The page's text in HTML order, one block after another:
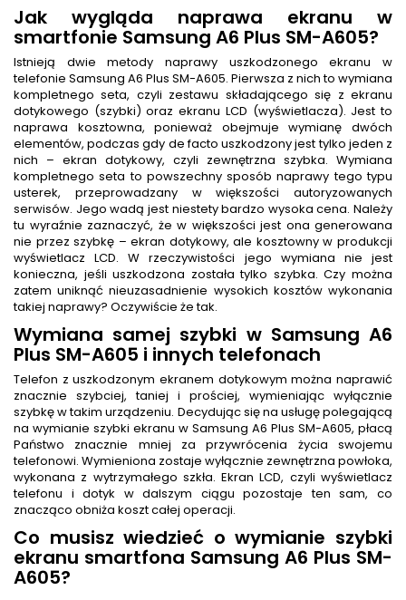
Jak wygląda naprawa ekranu w
smartfonie Samsung A6 Plus SM-A605?
Istnieją dwie metody naprawy uszkodzonego ekranu w
telefonie Samsung A6 Plus SM-A605. Pierwsza z nich to wymiana
kompletnego seta, czyli zestawu składającego się z ekranu
dotykowego (szybki) oraz ekranu LCD (wyświetlacza). Jest to
naprawa kosztowna, ponieważ obejmuje wymianę dwóch
elementów, podczas gdy de facto uszkodzony jest tylko jeden z
nich – ekran dotykowy, czyli zewnętrzna szybka. Wymiana
kompletnego seta to powszechny sposób naprawy tego typu
usterek, przeprowadzany w większości autoryzowanych
serwisów. Jego wadą jest niestety bardzo wysoka cena. Należy
tu wyraźnie zaznaczyć, że w większości jest ona generowana
nie przez szybkę – ekran dotykowy, ale kosztowny w produkcji
wyświetlacz LCD. W rzeczywistości jego wymiana nie jest
konieczna, jeśli uszkodzona została tylko szybka. Czy można
zatem uniknąć nieuzasadnienie wysokich kosztów wykonania
takiej naprawy? Oczywiście że tak.
Wymiana samej szybki w Samsung A6
Plus SM-A605 i innych telefonach
Telefon z uszkodzonym ekranem dotykowym można naprawić
znacznie szybciej, taniej i prościej, wymieniając wyłącznie
szybkę w takim urządzeniu. Decydując się na usługę polegającą
na wymianie szybki ekranu w Samsung A6 Plus SM-A605, płacą
Państwo znacznie mniej za przywrócenia życia swojemu
telefonowi. Wymieniona zostaje wyłącznie zewnętrzna powłoka,
wykonana z wytrzymałego szkła. Ekran LCD, czyli wyświetlacz
telefonu i dotyk w dalszym ciągu pozostaje ten sam, co
znacząco obniża koszt całej operacji.
Co musisz wiedzieć o wymianie szybki
ekranu smartfona Samsung A6 Plus SM-
A605?